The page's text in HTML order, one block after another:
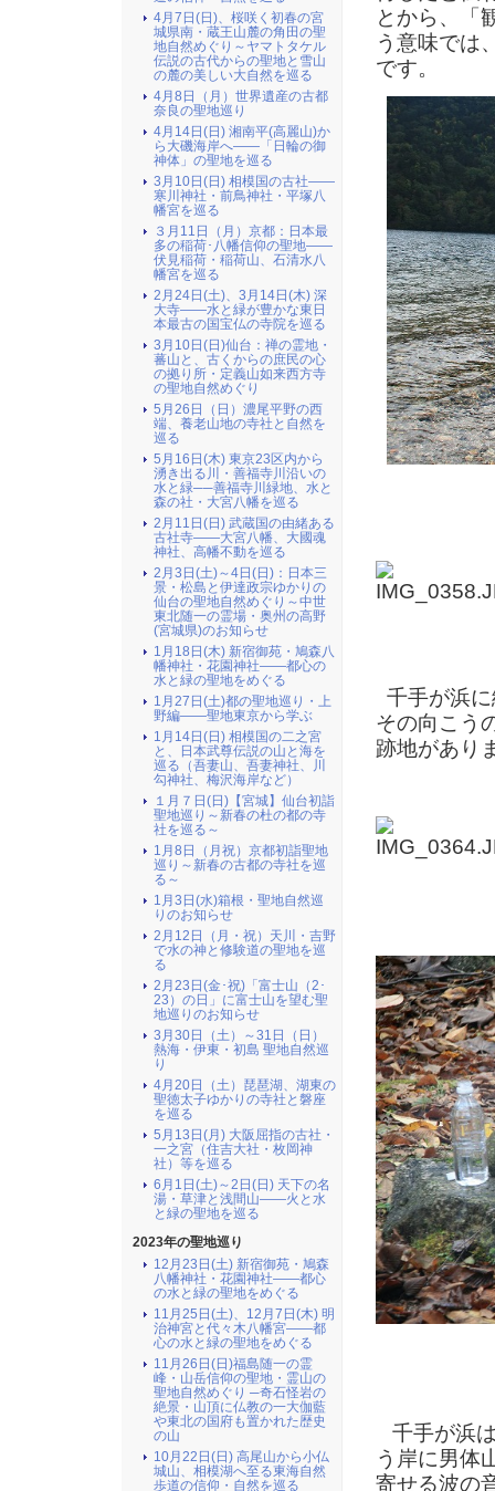
とから、「
う意味では
です。
千手が浜
その向こう
跡地があり
千手が浜
う岸に男体
寄せる波の
4月7日(日)、桜咲く初春の宮
城県南・蔵王山麓の角田の聖
地自然めぐり～ヤマトタケル
伝説の古代からの聖地と雪山
の麓の美しい大自然を巡る
4月8日（月）世界遺産の古都
奈良の聖地巡り
4月14日(日) 湘南平(高麗山)か
ら大磯海岸へ――「日輪の御
神体」の聖地を巡る
3月10日(日) 相模国の古社――
寒川神社・前鳥神社・平塚八
幡宮を巡る
３月11日（月）京都：日本最
多の稲荷･八幡信仰の聖地――
伏見稲荷・稲荷山、石清水八
幡宮を巡る
2月24日(土)、3月14日(木) 深
大寺――水と緑が豊かな東日
本最古の国宝仏の寺院を巡る
3月10日(日)仙台：禅の霊地・
蕃山と、古くからの庶民の心
の拠り所・定義山如来西方寺
の聖地自然めぐり
5月26日（日）濃尾平野の西
端、養老山地の寺社と自然を
巡る
5月16日(木) 東京23区内から
湧き出る川・善福寺川沿いの
水と緑──善福寺川緑地、水と
森の社・大宮八幡を巡る
2月11日(日) 武蔵国の由緒ある
古社寺――大宮八幡、大國魂
神社、高幡不動を巡る
2月3日(土)～4日(日)：日本三
景・松島と伊達政宗ゆかりの
仙台の聖地自然めぐり～中世
東北随一の霊場・奥州の高野
(宮城県)のお知らせ
1月18日(木) 新宿御苑・鳩森八
幡神社・花園神社――都心の
水と緑の聖地をめぐる
1月27日(土)都の聖地巡り・上
野編――聖地東京から学ぶ
1月14日(日) 相模国の二之宮
と、日本武尊伝説の山と海を
巡る（吾妻山、吾妻神社、川
勾神社、梅沢海岸など）
１月７日(日)【宮城】仙台初詣
聖地巡り～新春の杜の都の寺
社を巡る～
1月8日（月祝）京都初詣聖地
巡り～新春の古都の寺社を巡
る～
1月3日(水)箱根・聖地自然巡
りのお知らせ
2月12日（月・祝）天川・吉野
で水の神と修験道の聖地を巡
る
2月23日(金･祝)「富士山（2･
23）の日」に富士山を望む聖
地巡りのお知らせ
3月30日（土）～31日（日）
熱海・伊東・初島 聖地自然巡
り
4月20日（土）琵琶湖、湖東の
聖徳太子ゆかりの寺社と磐座
を巡る
5月13日(月) 大阪屈指の古社・
一之宮（住吉大社・枚岡神
社）等を巡る
6月1日(土)～2日(日) 天下の名
湯・草津と浅間山――火と水
と緑の聖地を巡る
2023年の聖地巡り
12月23日(土) 新宿御苑・鳩森
八幡神社・花園神社――都心
の水と緑の聖地をめぐる
11月25日(土)、12月7日(木) 明
治神宮と代々木八幡宮――都
心の水と緑の聖地をめぐる
11月26日(日)福島随一の霊
峰・山岳信仰の聖地・霊山の
聖地自然めぐり ─奇石怪岩の
絶景・山頂に仏教の一大伽藍
や東北の国府も置かれた歴史
の山
10月22日(日) 高尾山から小仏
城山、相模湖へ至る東海自然
歩道の信仰・自然を巡る